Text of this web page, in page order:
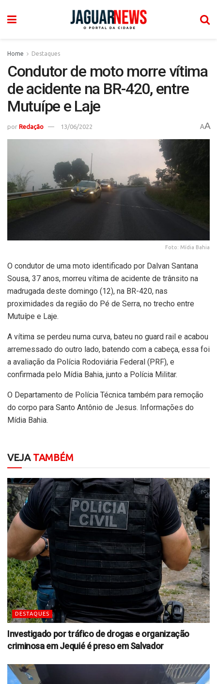
Home Destaques
Condutor de moto morre vítima
de acidente na BR-420, entre
Mutuípe e Laje
por Redação 13/06/2022 AA
Foto: Mídia Bahia
O condutor de uma moto identificado por Dalvan Santana
Sousa, 37 anos, morreu vítima de acidente de trânsito na
madrugada deste domingo (12), na BR-420, nas
proximidades da região do Pé de Serra, no trecho entre
Mutuípe e Laje.
A vítima se perdeu numa curva, bateu no guard rail e acabou
arremessado do outro lado, batendo com a cabeça, essa foi
a avaliação da Polícia Rodoviária Federal (PRF), e
confirmada pelo Mídia Bahia, junto a Polícia Militar.
O Departamento de Polícia Técnica também para remoção
do corpo para Santo Antônio de Jesus. Informações do
Mídia Bahia.
VEJATAMBÉM
DESTAQUES
Investigado por tráfico de drogas e organização
criminosa em Jequié é preso em Salvador